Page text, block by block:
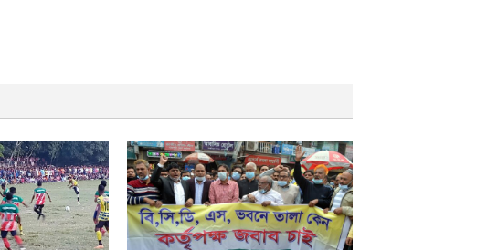
কর্মসূচি অনুষ্ঠিত
জুলাই গণঅভ্যুত্থান দিবসে ইসলামী ব্যাংক
হাসপাতালের আলোচনা
আ.লীগের কাউকে জামায়াতে যুক্ত করতে কেন্দ্রের
অনুমতি লাগবে: আমির